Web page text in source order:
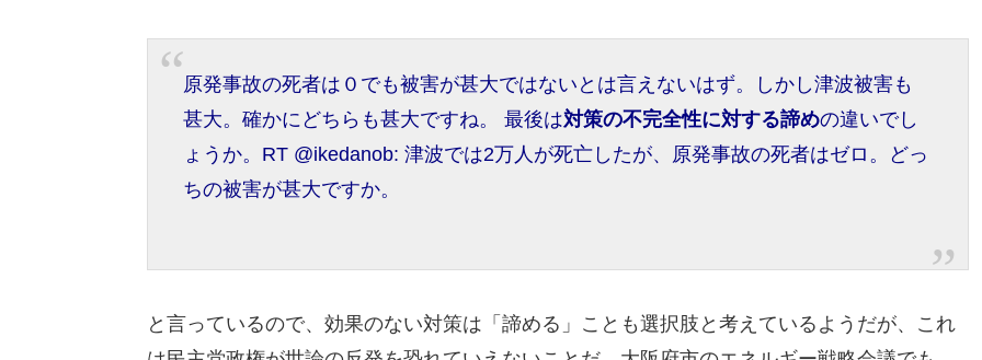
原発事故の死者は０でも被害が甚大ではないとは言えないはず。しかし津波被害も
甚大。確かにどちらも甚大ですね。 最後は対策の不完全性に対する諦めの違いでし
ょうか。RT @ikedanob: 津波では2万人が死亡したが、原発事故の死者はゼロ。どっ
ちの被害が甚大ですか。
と言っているので、効果のない対策は「諦める」ことも選択肢と考えているようだが、これ